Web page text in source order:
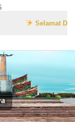
Selamat Datang